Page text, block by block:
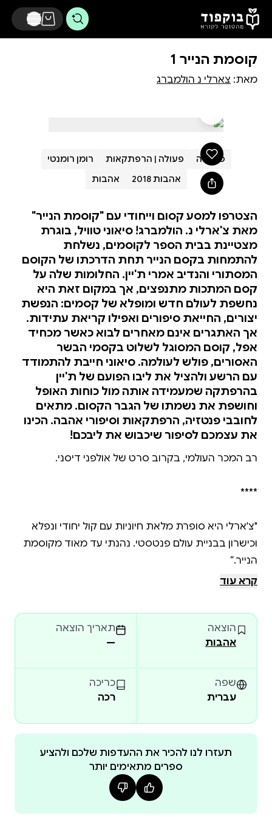
דלג לתוכן הראשי
קוסמת הנייר 1
מאת: צארלי נ הולמברג
פנטזיה פעולה | הרפתקאות
רומן רומנטי
אהבות 2018
אהבות
הצטרפו למסע קסום וייחודי עם "קוסמת הנייר"
מאת צ'ארלי נ. הולמברג! סיאוני טוויל, בוגרת
מצטיינת בבית הספר לקוסמים, נשלחת
להתמחות בקסם הנייר תחת הדרכתו של הקוסם
המסתורי והנדיב אמרי ת'יין. החלומות שלה על
קסם המתכות מתנפצים, אך במקום זאת היא
נחשפת לעולם חדש ומופלא של קסמים: הנפשת
יצורים, החייאת סיפורים ואפילו קריאת עתידות.
אך האתגרים אינם מאחרים לבוא כאשר מכחיד
אפל, קוסם המסוגל לשלוט בקסמי הבשר
האסורים, פולש לעולמה. סיאוני חייבת להתמודד
עם הרשע ולהציל את ליבו הפועם של ת'יין
בהרפתקה שמעמידה אותה מול כוחות האופל
וחושפת את נשמתו של הגבר הקסום. מתאים
לחובבי פנטזיה, הרפתקאות וסיפורי אהבה. הכינו
את עצמכם לסיפור שיכבוש את ליבכם!
"צ'ארלי היא סופרת מלאת חיוניות עם קול יחודי ונפלא
וכישרון בבניית עולם פנטסטי. נהנתי עד מאוד מקוסמת
כשהיא שבורת לב. לאחר שסיימה בהצטיינות את
לימודיה בבית הספר לקוסמים טאגיס פראף, היא נשלחה
להתמחות בקסם הנייר, על אף שתמיד חלמה להתמחות
סיאוני יודעת כי ברגע שתקשר לנייר, תהיה מחויבת לו
קרא עוד
הוצאה
אהבות
תאריך הוצאה
—
שפה
עברית
כריכה
רכה
תעזרו לנו להכיר את ההעדפות שלכם ולהציע
ספרים מתאימים יותר